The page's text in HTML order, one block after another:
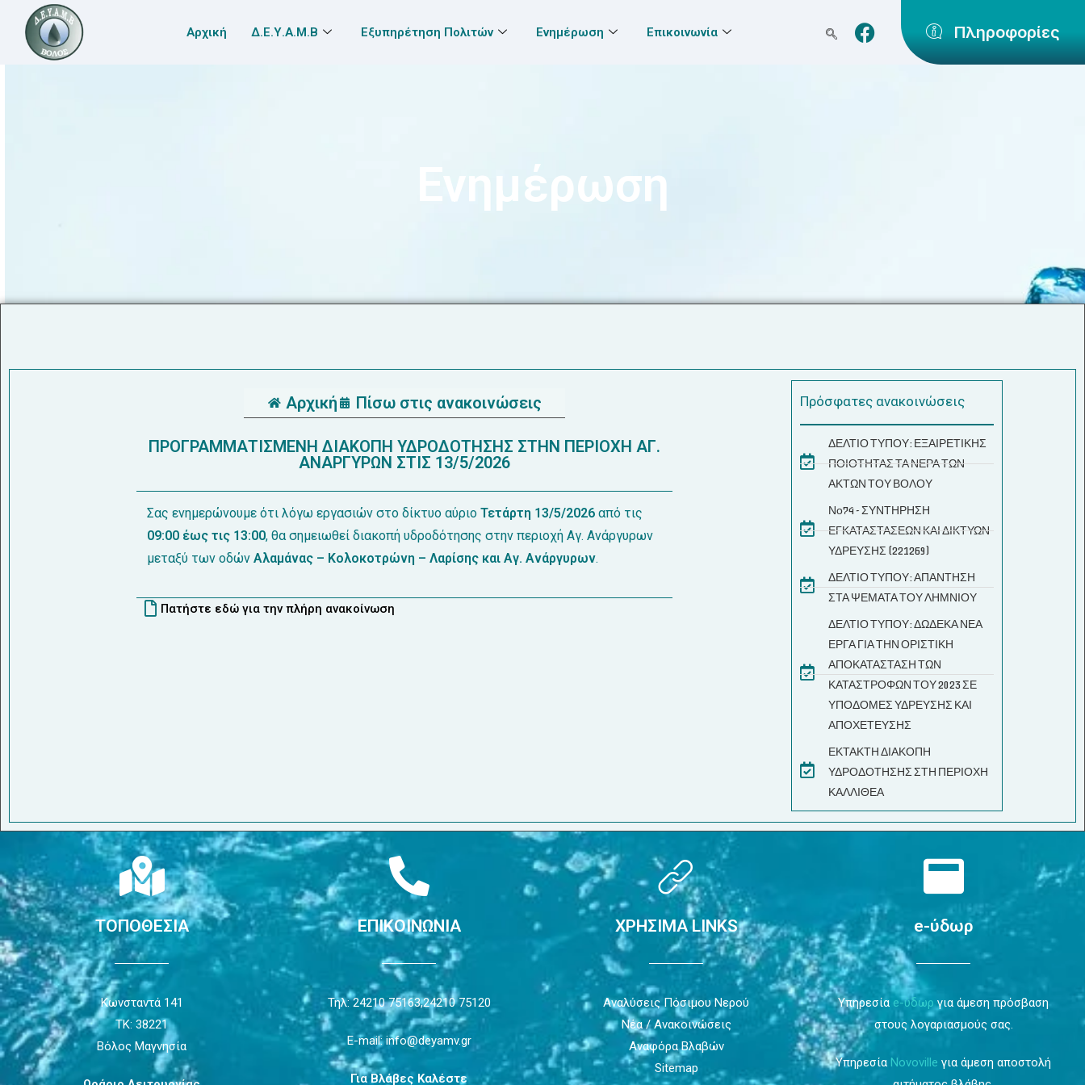
Αρχική Δ.Ε.Υ.Α.Μ.Β Εξυπηρέτηση Πολιτών Ενημέρωση Επικοινωνία Πληροφορίες
Ενημέρωση
Αρχική Πίσω στις ανακοινώσεις
ΠΡΟΓΡΑΜΜΑΤΙΣΜΕΝΗ ΔΙΑΚΟΠΗ ΥΔΡΟΔΟΤΗΣΗΣ ΣΤΗΝ ΠΕΡΙΟΧΗ ΑΓ.
ΑΝΑΡΓΥΡΩΝ ΣΤΙΣ 13/5/2026
Σας ενημερώνουμε ότι λόγω εργασιών στο δίκτυο αύριο Τετάρτη 13/5/2026 από τις
09:00 έως τις 13:00, θα σημειωθεί διακοπή υδροδότησης στην περιοχή Αγ. Ανάργυρων
μεταξύ των οδώνΑλαμάνας – Κολοκοτρώνη – Λαρίσης και Αγ. Ανάργυρων.
Πατήστε εδώ για την πλήρη ανακοίνωση
Πρόσφατες ανακοινώσεις
ΔΕΛΤΙΟ ΤΥΠΟΥ: ΕΞΑΙΡΕΤΙΚΗΣ
ΠΟΙΟΤΗΤΑΣ ΤΑ ΝΕΡΑ ΤΩΝ
ΑΚΤΩΝ ΤΟΥ ΒΟΛΟΥ
Νο74 - ΣΥΝΤΗΡΗΣΗ
ΕΓΚΑΤΑΣΤΑΣΕΩΝ ΚΑΙ ΔΙΚΤΥΩΝ
ΥΔΡΕΥΣΗΣ (221269)
ΔΕΛΤΙΟ ΤΥΠΟΥ: ΑΠΑΝΤΗΣΗ
ΣΤΑ ΨΕΜΑΤΑ ΤΟΥ ΛΗΜΝΙΟΥ
ΔΕΛΤΙΟ ΤΥΠΟΥ: ΔΩΔΕΚΑ ΝΕΑ
ΕΡΓΑ ΓΙΑ ΤΗΝ ΟΡΙΣΤΙΚΗ
ΑΠΟΚΑΤΑΣΤΑΣΗ ΤΩΝ
ΚΑΤΑΣΤΡΟΦΩΝ ΤΟΥ 2023 ΣΕ
ΥΠΟΔΟΜΕΣ ΥΔΡΕΥΣΗΣ ΚΑΙ
ΑΠΟΧΕΤΕΥΣΗΣ
ΕΚΤΑΚΤΗ ΔΙΑΚΟΠΗ
ΥΔΡΟΔΟΤΗΣΗΣ ΣΤΗ ΠΕΡΙΟΧΗ
ΚΑΛΛΙΘΕΑ
ΤΟΠΟΘΕΣΙΑ
Κωνσταντά 141
ΤΚ: 38221
Βόλος Μαγνησία
ΕΠΙΚΟΙΝΩΝΙΑ
Τηλ: 24210 75163,24210 75120
E-mail: info@deyamv.gr
Για Βλάβες Καλέστε
ΧΡΗΣΙΜΑ LINKS
Αναλύσεις Πόσιμου Νερού
Νέα / Ανακοινώσεις
Αναφόρα Βλαβών
Sitemap
e-ύδωρ
Υπηρεσία e-ύδωρ για άμεση πρόσβαση
στους λογαριασμούς σας.
Υπηρεσία Novoville για άμεση αποστολή